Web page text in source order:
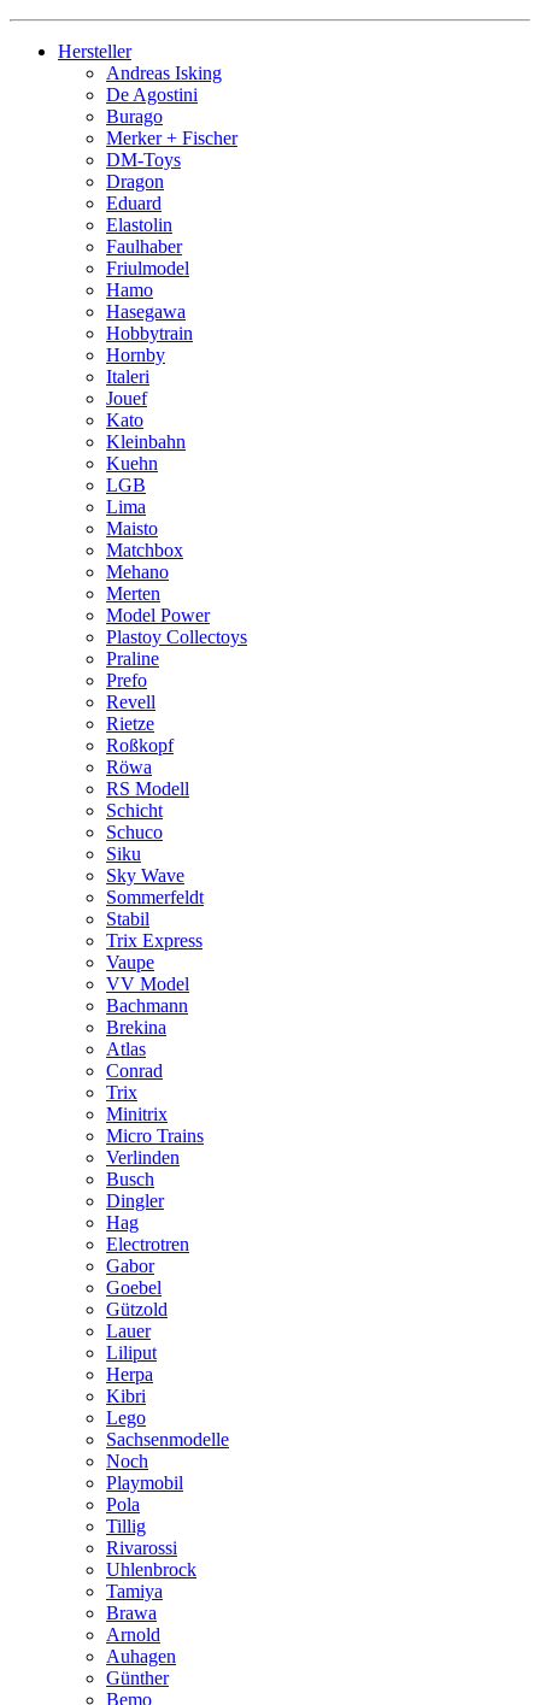
Hersteller
Andreas Isking
De Agostini
Burago
Merker + Fischer
DM-Toys
Dragon
Eduard
Elastolin
Faulhaber
Friulmodel
Hamo
Hasegawa
Hobbytrain
Hornby
Italeri
Jouef
Kato
Kleinbahn
Kuehn
LGB
Lima
Maisto
Matchbox
Mehano
Merten
Model Power
Plastoy Collectoys
Praline
Prefo
Revell
Rietze
Roßkopf
Röwa
RS Modell
Schicht
Schuco
Siku
Sky Wave
Sommerfeldt
Stabil
Trix Express
Vaupe
VV Model
Bachmann
Brekina
Atlas
Conrad
Trix
Minitrix
Micro Trains
Verlinden
Busch
Dingler
Hag
Electrotren
Gabor
Goebel
Gützold
Lauer
Liliput
Herpa
Kibri
Lego
Sachsenmodelle
Noch
Playmobil
Pola
Tillig
Rivarossi
Uhlenbrock
Tamiya
Brawa
Arnold
Auhagen
Günther
Bemo